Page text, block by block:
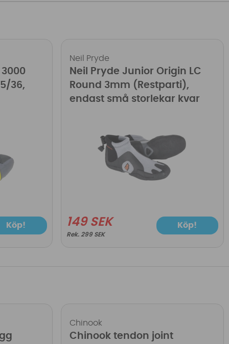
36,
Köp!
Neil Pryde
Neil Pryde Junior Origin LC
Round 3mm (Restparti),
endast små storlekar kvar
149 SEK
299 SEK
Köp!
Chinook
Chinook tendon joint